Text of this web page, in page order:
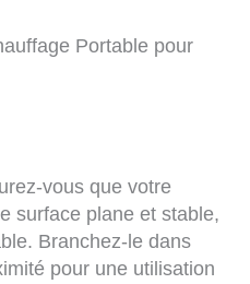
Portable pour
vous que votre
surface plane et stable,
Branchez-le dans
pour une utilisation